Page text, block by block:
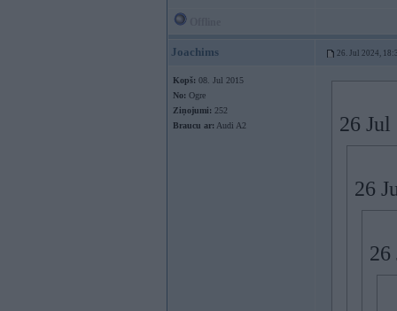
Joachims 26. Jul 2024,
Kopš: 08. Jul 2015
No: Ogre
Ziņojumi: 252
Braucu ar: Audi A2 26
26
26